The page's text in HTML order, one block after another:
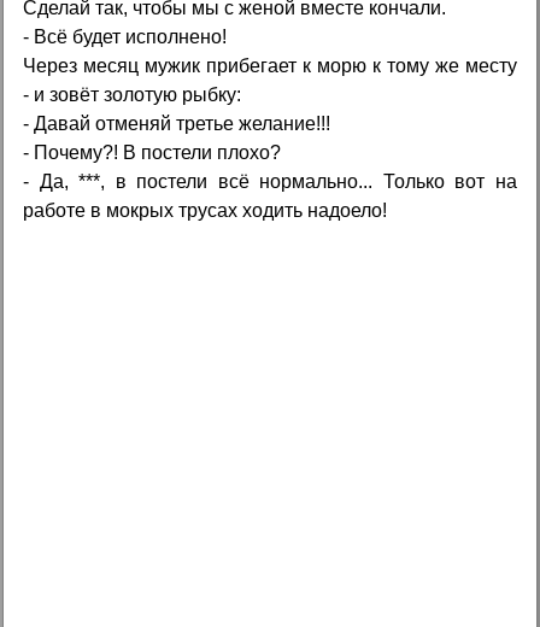
Сделай так, чтобы мы с женой вместе кончали.
- Всё будет исполнено!
Через месяц мужик прибегает к морю к тому же месту
- и зовёт золотую рыбку:
- Давай отменяй третье желание!!!
- Почему?! В постели плохо?
- Да, ***, в постели всё нормально... Только вот на
работе в мокрых трусах ходить надоело!